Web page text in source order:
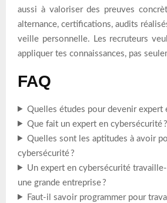
aussi à valoriser des preuves
alternance, certifications, audits
veille personnelle. Les recruteurs
appliquer tes connaissances, pas
FAQ
Quelles études pour devenir expert
Que fait un expert en cybersécurité ?
Quelles sont les aptitudes à avoir
cybersécurité ?
Un expert en cybersécurité
une grande entreprise ?
Faut-il savoir programmer pour